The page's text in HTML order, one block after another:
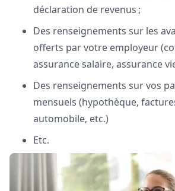
déclaration de revenus ;
Des renseignements sur les
offerts par votre employeur
assurance salaire, assurance
Des renseignements sur vos
mensuels (hypothèque,
automobile, etc.)
Etc.